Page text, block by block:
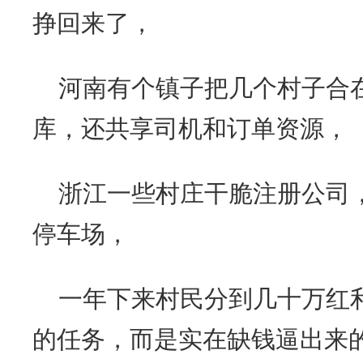
挣回来了，
河南有个镇子把几个村子合
库，还共享司机和订单资源，
浙江一些村庄干脆注册公司
停车场，
一年下来村民分到几十万红
的任务，而是实在缺钱逼出来